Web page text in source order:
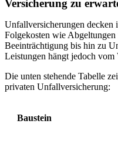
Versicherung zu
Unfallversicherungen decken
Folgekosten wie
Beeinträchtigung bis hin zu
Leistungen hängt jedoch vom
Die unten stehende Tabelle
privaten Unfallversicherung:
Baustein